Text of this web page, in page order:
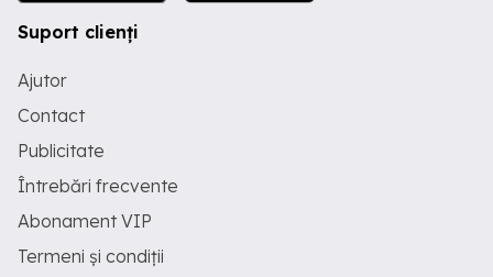
Suport clienți
Ajutor
Contact
Publicitate
Întrebări frecvente
Abonament VIP
Termeni și condiții